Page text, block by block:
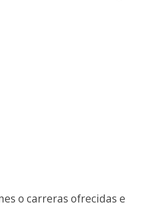
o carreras ofrecidas e